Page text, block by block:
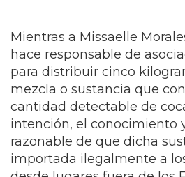
Mientras a Missaelle
hace responsable de
para distribuir cinco
mezcla o sustancia que
cantidad detectable de
intención, el conocimiento
razonable de que dicha
importada ilegalmente a